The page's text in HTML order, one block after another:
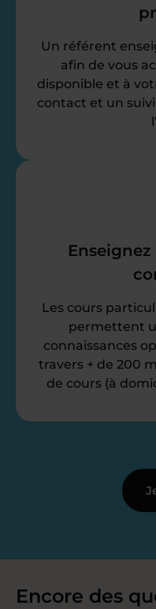
Un référent
afin de vous
disponible et à
contact et un
Les cours
permettent
connaissances
travers + de 200
de cours (à
Encore des